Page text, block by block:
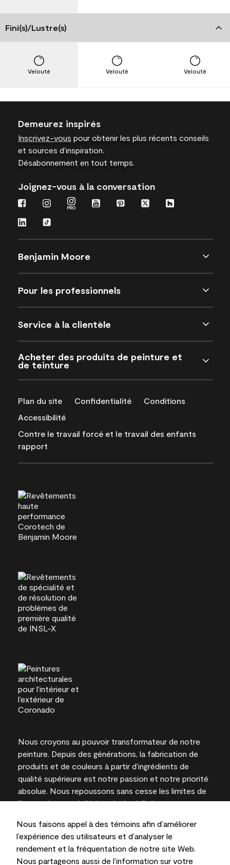
Nous faisons appel à des témoins afin d’améliorer
l’expérience des utilisateurs et d’analyser le
rendement et la fréquentation de notre site Web.
Nous partageons aussi de l’information sur votre
Fini(s)/Lustre(s)
Velouté Velouté Velouté
Demeurez inspirés
Inscrivez-vous pour obtenir les plus récents conseils
et sources d’inspiration.
Désabonnement en tout temps.
Joignez-vous à la conversation
Benjamin Moore
Pour les professionnels
Service à la clientèle
Acheter des produits de peinture et
de teinture
Plan du site Confidentialité
Conditions
Accessibilité
Contre le travail forcé et le travail des enfants
rapport
Nous croyons au pouvoir transformateur de notre
peinture. Depuis des générations, la fabrication de
produits et de couleurs à partir d’ingrédients de
qualité supérieure est notre passion et notre priorité
absolue. Nous repoussons sans cesse les limites de
l’innovation et privilégions la durabilité pour
l’expertise locale.